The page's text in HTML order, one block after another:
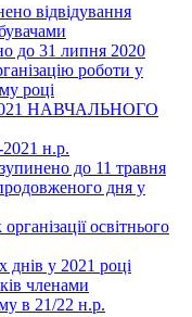
відвідування
до 31 липня 2020
роботи у
році
НАВЧАЛЬНОГО
2021 н.р.
до 11 травня
дня у
освітнього
днів у 2021 році
членами
в 21/22 н.р.